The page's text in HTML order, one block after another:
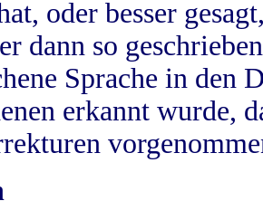
oder besser
dann so
Sprache in
erkannt wurde,